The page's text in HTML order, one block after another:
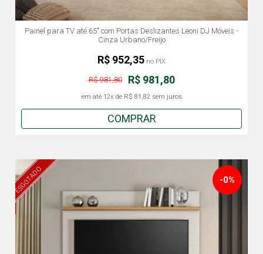
Painel para TV até 65" com Portas Deslizantes Leoni DJ Móveis -
Cinza Urbano/Freijo
R$ 981,80
R$ 981,80
em até 12x de R$ 81,82sem juros
R$ 952,35 no PIX
COMPRAR
ESGOTADO -0%